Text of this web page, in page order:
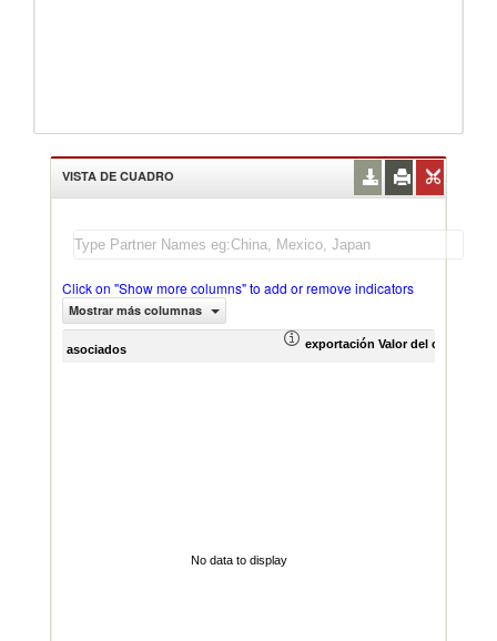
VISTA DE CUADRO
Click on "Show more columns" to add or remove indicators
Mostrar más columnas
asociados exportación Valor del comercio
No data to display